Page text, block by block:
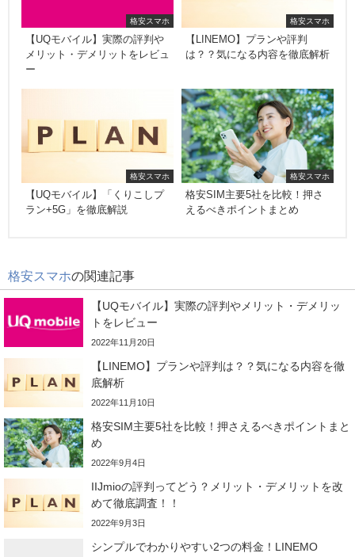
格安スマホ
【UQモバイル】実際の評判や
メリット・デメリットをレビュ
ー
格安スマホ
【LINEMO】プランや評判
は？？気になる内容を徹底解析
格安スマホ
【UQモバイル】「くりこしプ
ラン+5G」を徹底解説
格安スマホ
格安SIM主要5社を比較！押さ
えるべきポイントまとめ
格安スマホの関連記事
【UQモバイル】実際の評判やメリット・デメリッ
トをレビュー
2022年11月20日
【LINEMO】プランや評判は？？気になる内容を徹
底解析
2022年11月10日
格安SIM主要5社を比較！押さえるべきポイントまと
め
2022年9月4日
IIJmioの評判ってどう？メリット・デメリットを改
めて徹底調査！！
2022年9月3日
シンプルでわかりやすい2つの料金！LINEMO